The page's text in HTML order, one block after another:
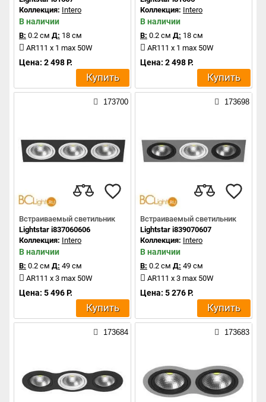
Коллекция: Intero
В наличии
В: 0.2 см Д: 18 см
AR111 x 1 max 50W
Цена: 2 498 Р.
Купить
Коллекция: Intero
В наличии
В: 0.2 см Д: 18 см
AR111 x 1 max 50W
Цена: 2 498 Р.
Купить
173700
Встраиваемый светильник
Lightstar i837060606
Коллекция: Intero
В наличии
В: 0.2 см Д: 49 см
AR111 x 3 max 50W
Цена: 5 496 Р.
Купить
173698
Встраиваемый светильник
Lightstar i839070607
Коллекция: Intero
В наличии
В: 0.2 см Д: 49 см
AR111 x 3 max 50W
Цена: 5 276 Р.
Купить
173684 173683